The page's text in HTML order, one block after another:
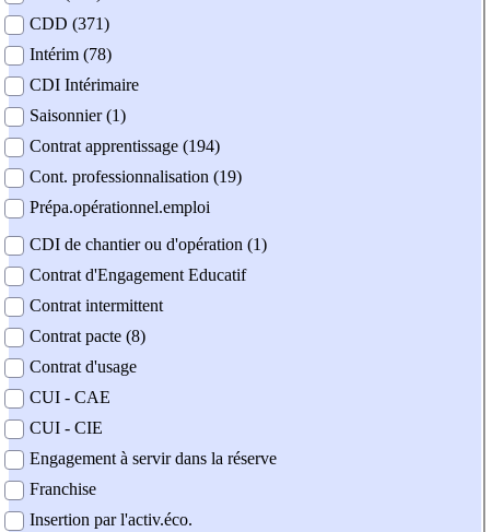
CDD (371)
Intérim (78)
CDI Intérimaire
Saisonnier (1)
Contrat apprentissage (194)
Cont. professionnalisation (19)
Prépa.opérationnel.emploi
CDI de chantier ou d'opération (1)
Contrat d'Engagement Educatif
Contrat intermittent
Contrat pacte (8)
Contrat d'usage
CUI - CAE
CUI - CIE
Engagement à servir dans la réserve
Franchise
Insertion par l'activ.éco.